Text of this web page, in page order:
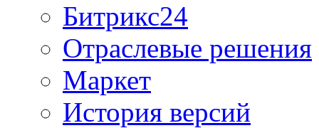
Битрикс24
Отраслевые решения
Маркет
История версий